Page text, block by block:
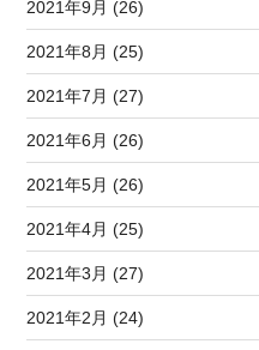
2021年9月 (26)
2021年8月 (25)
2021年7月 (27)
2021年6月 (26)
2021年5月 (26)
2021年4月 (25)
2021年3月 (27)
2021年2月 (24)